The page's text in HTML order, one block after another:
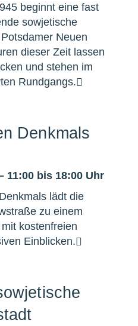
beginnt eine fast
sowjetische
Neuen
dieser Zeit lassen
und stehen im
Rundgangs.
Denkmals
11:00 bis 18:00 Uhr
lädt die
zu einem
kostenfreien
Einblicken.